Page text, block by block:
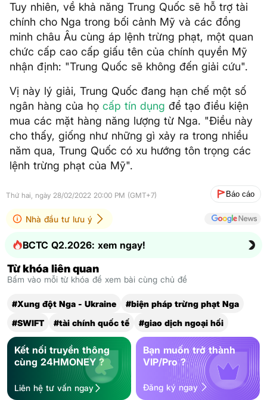
Tuy nhiên, về khả năng Trung Quốc sẽ hỗ trợ tài
chính cho Nga trong bối cảnh Mỹ và các đồng
minh châu Âu cùng áp lệnh trừng phạt, một quan
chức cấp cao cấp giấu tên của chính quyền Mỹ
nhận định: "Trung Quốc sẽ không đến giải cứu".
Vị này lý giải, Trung Quốc đang hạn chế một số
ngân hàng của họ cấp tín dụng để tạo điều kiện
mua các mặt hàng năng lượng từ Nga. "Điều này
cho thấy, giống như những gì xảy ra trong nhiều
năm qua, Trung Quốc có xu hướng tôn trọng các
lệnh trừng phạt của Mỹ".
Thứ hai, ngày 28/02/2022 20:00 PM (GMT+7) Báo cáo
Nhà đầu tư lưu ý
BCTC Q2.2026: xem ngay!
Từ khóa liên quan
Bấm vào mỗi từ khóa để xem bài cùng chủ đề
#Xung đột Nga - Ukraine
#biện pháp trừng phạt Nga
#SWIFT
#tài chính quốc tế #giao dịch ngoại hối
Kết nối truyền thông
cùng 24HMONEY ?
Liên hệ tư vấn ngay
Bạn muốn trở thành
VIP/Pro ?
Đăng ký ngay